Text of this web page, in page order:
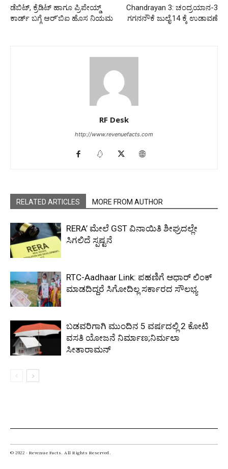
ಡೆಬಿಟ್, ಕ್ರೆಡಿಟ್ ಹಾಗೂ ಪ್ರಿಪೇಯ್ಡ್
ಕಾರ್ಡ್ ಬಗ್ಗೆ ಆರ್ʼಬಿಐ ಹೊಸ ನಿಯಮ
Chandrayan 3: ಚಂದ್ರಯಾನ-3
ಗಗನನೌಕೆ ಜುಲೈ.14 ಕ್ಕೆ ಉಡಾವಣೆ
RF Desk
http://www.revenuefacts.com
RELATED ARTICLES MORE FROM AUTHOR
RERA’ ಮೇಲೆ GST ವಿನಾಯಿತಿ ಶೀಘ್ರದಲ್ಲೇ
ಸಿಗಲಿದೆ ಸ್ಪಷ್ಟನೆ
RTC-Aadhaar Link: ಪಹಣಿಗೆ ಆಧಾರ್ ಲಿಂಕ್
ಮಾಡದಿದ್ದರೆ ಸಿಗೋದಿಲ್ಲ ಸರ್ಕಾರದ ಸೌಲಭ್ಯ
ಬಡವರಿಗಾಗಿ ಮುಂದಿನ 5 ವರ್ಷದಲ್ಲಿ 2 ಕೋಟಿ
ವಸತಿ ಯೋಜನೆ ನಿರ್ಮಾಣ;ನಿರ್ಮಲಾ
ಸೀತಾರಾಮನ್
© 2022 - Revenue Facts. All Rights Reserved.